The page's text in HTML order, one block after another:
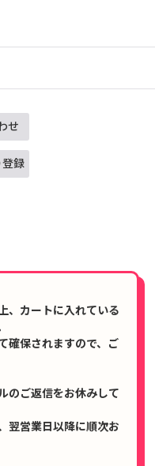
せ
登録
、カートに入れている
確保されますので、ご
のご返信をお休みして
翌営業日以降に順次お